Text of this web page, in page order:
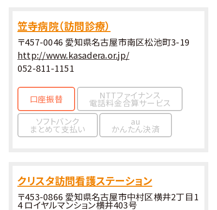
笠寺病院（訪問診療）
〒457-0046 愛知県名古屋市南区松池町3-19
http://www.kasadera.or.jp/
052-811-1151
口座振替 NTTファイナンス
電話料金合算サービス
ソフトバンク
まとめて支払い
au
かんたん決済
クリスタ訪問看護ステーション
〒453-0866 愛知県名古屋市中村区横井2丁目1
4 ロイヤルマンション横井403号